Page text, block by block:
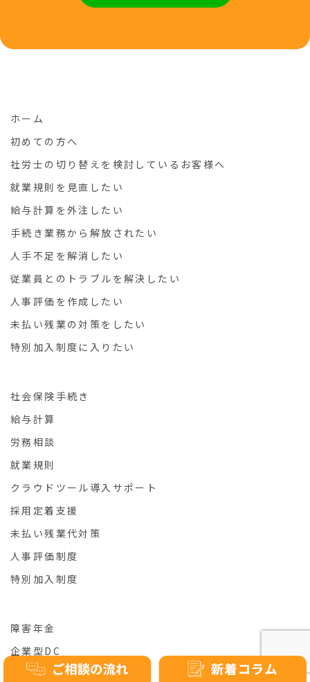
ホーム
初めての方へ
社労士の切り替えを検討しているお客様へ
就業規則を見直したい
給与計算を外注したい
手続き業務から解放されたい
人手不足を解消したい
従業員とのトラブルを解決したい
人事評価を作成したい
未払い残業の対策をしたい
特別加入制度に入りたい
社会保険手続き
給与計算
労務相談
就業規則
クラウドツール導入サポート
採用定着支援
未払い残業代対策
人事評価制度
特別加入制度
障害年金
企業型DC
料金